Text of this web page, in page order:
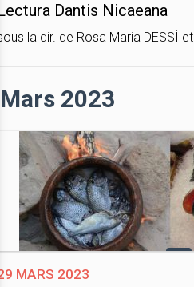
Dantis Nicaeana
la dir. de Rosa Maria DESSÌ
Mars 2023
mars 2023